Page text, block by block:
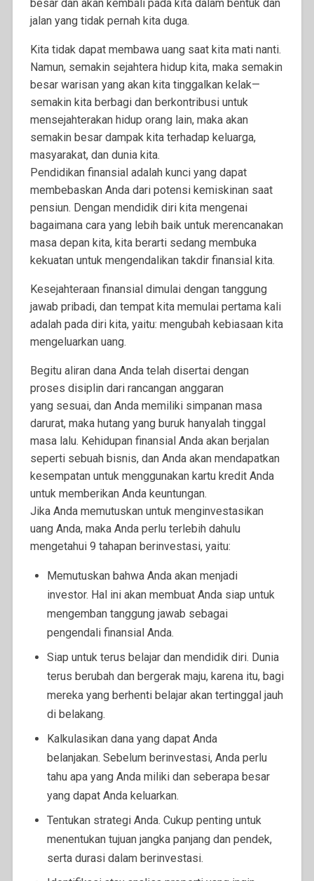
besar dan akan kembali pada kita dalam bentuk dan
jalan yang tidak pernah kita duga.
Kita tidak dapat membawa uang saat kita mati nanti.
Namun, semakin sejahtera hidup kita, maka semakin
besar warisan yang akan kita tinggalkan kelak—
semakin kita berbagi dan berkontribusi untuk
mensejahterakan hidup orang lain, maka akan
semakin besar dampak kita terhadap keluarga,
masyarakat, dan dunia kita.
Pendidikan finansial adalah kunci yang dapat
membebaskan Anda dari potensi kemiskinan saat
pensiun. Dengan mendidik diri kita mengenai
bagaimana cara yang lebih baik untuk merencanakan
masa depan kita, kita berarti sedang membuka
kekuatan untuk mengendalikan takdir finansial kita.
Kesejahteraan finansial dimulai dengan tanggung
jawab pribadi, dan tempat kita memulai pertama kali
adalah pada diri kita, yaitu: mengubah kebiasaan kita
mengeluarkan uang.
Begitu aliran dana Anda telah disertai dengan
proses disiplin dari rancangan anggaran
yang sesuai, dan Anda memiliki simpanan masa
darurat, maka hutang yang buruk hanyalah tinggal
masa lalu. Kehidupan finansial Anda akan berjalan
seperti sebuah bisnis, dan Anda akan mendapatkan
kesempatan untuk menggunakan kartu kredit Anda
untuk memberikan Anda keuntungan.
Jika Anda memutuskan untuk menginvestasikan
uang Anda, maka Anda perlu terlebih dahulu
mengetahui 9 tahapan berinvestasi, yaitu:
Memutuskan bahwa Anda akan menjadi
investor. Hal ini akan membuat Anda siap untuk
mengemban tanggung jawab sebagai
pengendali finansial Anda.
Siap untuk terus belajar dan mendidik diri. Dunia
terus berubah dan bergerak maju, karena itu, bagi
mereka yang berhenti belajar akan tertinggal jauh
di belakang.
Kalkulasikan dana yang dapat Anda
belanjakan. Sebelum berinvestasi, Anda perlu
tahu apa yang Anda miliki dan seberapa besar
yang dapat Anda keluarkan.
Tentukan strategi Anda. Cukup penting untuk
menentukan tujuan jangka panjang dan pendek,
serta durasi dalam berinvestasi.